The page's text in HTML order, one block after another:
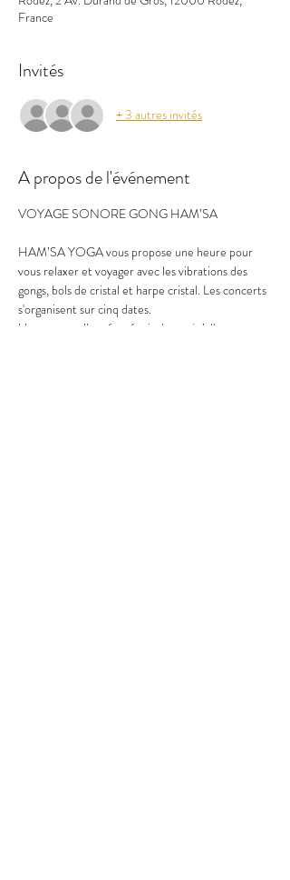
France
Invités
+ 3 autres invités
A propos de l'événement
VOYAGE SONORE GONG HAM’SA
HAM’SA YOGA vous propose une heure pour
vous relaxer et voyager avec les vibrations des
gongs, bols de cristal et harpe cristal. Les concerts
s'organisent sur cinq dates.
Un concert allongé, prévoir de quoi s’allonger et